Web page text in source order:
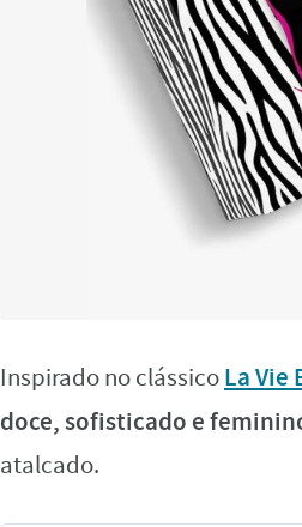
Inspirado no clássicoLa Vie
doce, sofisticado e
atalcado.